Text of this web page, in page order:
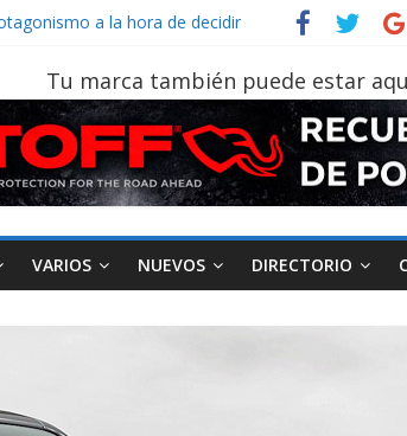
a la hora de decidir
varios días sin usar?
recorre 7 provincias en 8 días
cubrir las rutas de La Vuelta
Tu marca también puede estar
VARIOS NUEVOS DIRECTORIO